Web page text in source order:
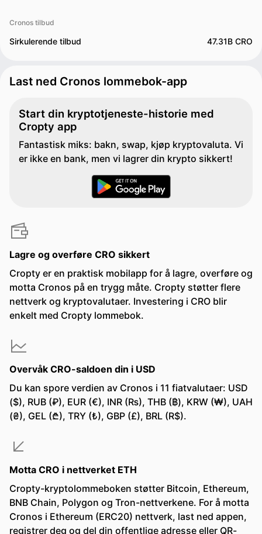
Cronos tilbud
Sirkulerende tilbud 47.31B CRO
Last ned Cronos lommebok-app
Start din kryptotjeneste-historie med
Cropty app
Fantastisk miks: bakn, swap, kjøp kryptovaluta. Vi
er ikke en bank, men vi lagrer din krypto sikkert!
Lagre og overføre CRO sikkert
Cropty er en praktisk mobilapp for å lagre, overføre og
motta Cronos på en trygg måte. Cropty støtter flere
nettverk og kryptovalutaer. Investering i CRO blir
enkelt med Cropty lommebok.
Overvåk CRO-saldoen din i USD
Du kan spore verdien av Cronos i 11 fiatvalutaer: USD
($), RUB (₽), EUR (€), INR (₨), THB (฿), KRW (₩), UAH
(₴), GEL (₾), TRY (₺), GBP (£), BRL (R$).
Motta CRO i nettverket ETH
Cropty-kryptolommeboken støtter Bitcoin, Ethereum,
BNB Chain, Polygon og Tron-nettverkene. For å motta
Cronos i Ethereum (ERC20) nettverk, last ned appen,
registrer deg og del din offentlige adresse eller QR-